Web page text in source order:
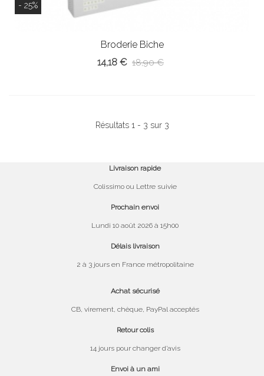
- 25%
Broderie Biche
14,18 € 18,90 €
Résultats 1 - 3 sur 3
Livraison rapide
Colissimo ou Lettre suivie
Prochain envoi
Lundi 10 août 2026 à 15h00
Délais livraison
2 à 3 jours en France métropolitaine
Achat sécurisé
CB, virement, chèque, PayPal acceptés
Retour colis
14 jours pour changer d’avis
Envoi à un ami